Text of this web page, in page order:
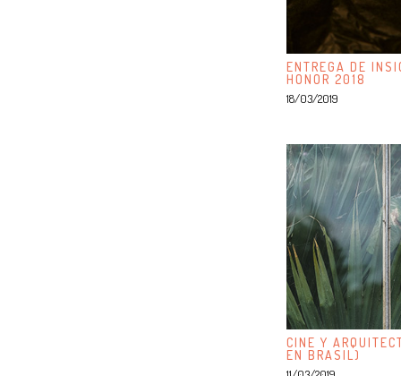
ENTREGA DE
HONOR 2018
18/03/2019
CINE Y
EN BRASIL)